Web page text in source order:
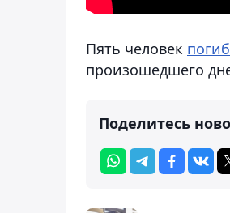
Пять человек
произошедшего
Поделитесь